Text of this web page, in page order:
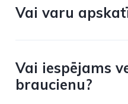
Vai varu
Vai iespējams
braucienu?